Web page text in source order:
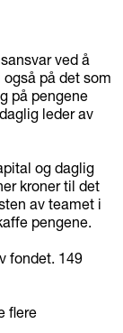
ved å
på det som
på pengene
leder av
og daglig
kroner til det
av teamet i
pengene.
fondet. 149
flere